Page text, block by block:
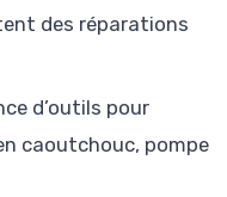
des réparations
d’outils pour
caoutchouc, pompe